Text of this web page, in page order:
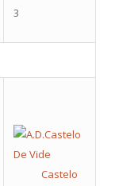
3
Castelo